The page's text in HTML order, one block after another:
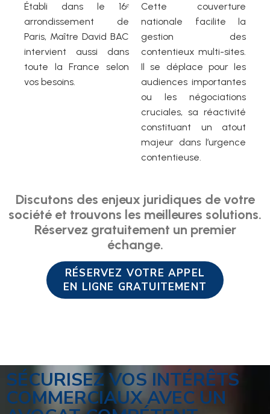
Établi dans le 16ᵉ
arrondissement de
Paris, Maître David BAC
intervient aussi dans
toute la France selon
vos besoins.
Cette couverture
nationale facilite la
gestion des
contentieux multi-sites.
Il se déplace pour les
audiences importantes
ou les négociations
cruciales, sa réactivité
constituant un atout
majeur dans l’urgence
contentieuse.
Discutons des enjeux juridiques de votre
société et trouvons les meilleures solutions.
Réservez gratuitement un premier
échange.
RÉSERVEZ VOTRE APPEL
EN LIGNE GRATUITEMENT
SÉCURISEZ VOS INTÉRÊTS
COMMERCIAUX AVEC UN